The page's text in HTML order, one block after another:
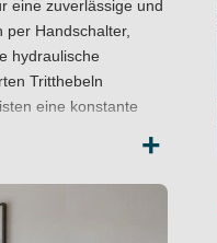
eine zuverlässige und
Handschalter,
hydraulische
Tritthebeln
eine konstante
bietet durch ihre
optimalen Komfort
+